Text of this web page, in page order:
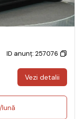
ID anunț: 257076
Vezi detalii